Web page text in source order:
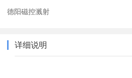
德阳磁控溅射
详细说明